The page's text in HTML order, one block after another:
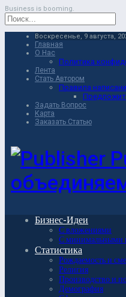
Business is booming.
Воскресенье, 9 августа,
Главная
О Нас
Политика
Лента
Стать Автором
Правила
Задать Вопрос
Карта
Заказать Статью
Бизнес-Идеи
С вложениями
С минимальными
Статистика
Рождаемость и
Религия
Производство и
Демография